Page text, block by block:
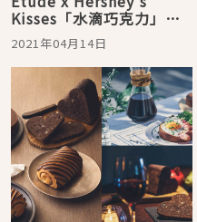
Kisses「水滴巧克力」聯
名彩妝，再度攻佔少女心
2021年04月14日